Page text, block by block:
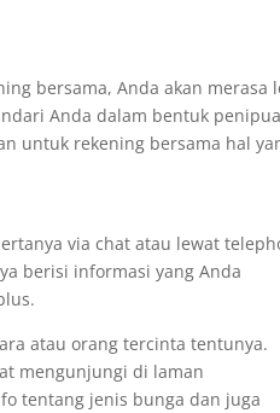
bersama, Anda akan merasa
Anda dalam bentuk
untuk rekening bersama hal
via chat atau lewat
berisi informasi yang Anda
atau orang tercinta tentunya.
mengunjungi di laman
tentang jenis bunga dan juga